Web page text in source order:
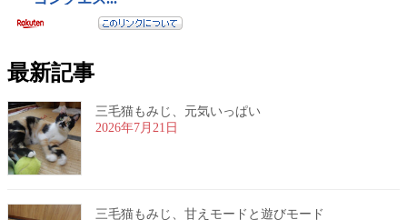
最新記事
三毛猫もみじ、元気いっぱい
2026年7月21日
三毛猫もみじ、甘えモードと遊びモード